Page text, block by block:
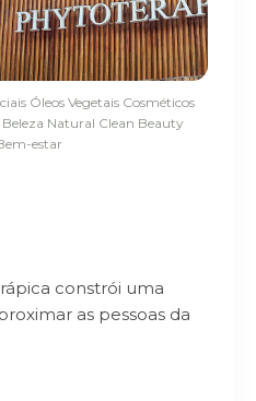
Óleos Vegetais Cosméticos
Beleza Natural Clean Beauty
estar
constrói uma
as pessoas da